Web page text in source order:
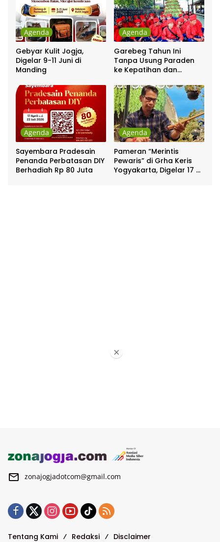
Agenda
Gebyar Kulit Jogja,
Digelar 9-11 Juni di
Manding
Agenda
Garebeg Tahun Ini
Tanpa Usung Paraden
ke Kepatihan dan
Agenda
Sayembara Pradesain
Penanda Perbatasan DIY
Berhadiah Rp 80 Juta
Agenda
Pameran “Merintis
Pewaris” di Grha Keris
Yogyakarta, Digelar 17 –
zonajogjadotcom@gmail.com
Tentang Kami Redaksi Disclaimer
×